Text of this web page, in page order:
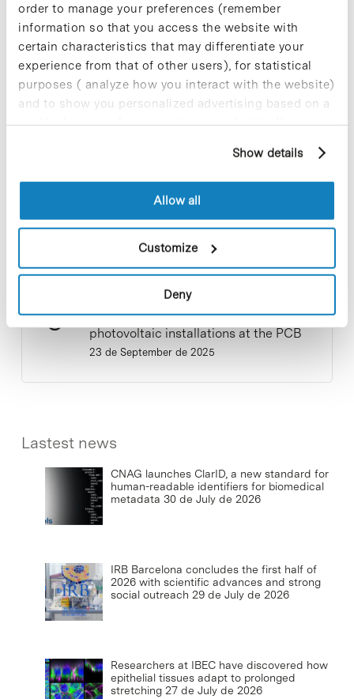
order to manage your preferences (remember
information so that you access the website with
certain characteristics that may differentiate your
experience from that of other users), for statistical
purposes ( analyze how you interact with the website)
and to show you personalized advertising based on a
profile drawn up from your browsing habits (for
cookies, you can consult the website's Cookie Policy.
Show details
Allow all
Customize
Deny
Collective projects are enriching.
Participate and make the PCB more
sustainable
9 de September de 2025
New life for terrace furniture: reuse of
resources with social impact
17 de September de 2025
Commissioning of the new
photovoltaic installations at the PCB
23 de September de 2025
Lastest news
CNAG launches ClarID, a new standard for
human-readable identifiers for biomedical
metadata 30 de July de 2026
IRB Barcelona concludes the first half of
2026 with scientific advances and strong
social outreach 29 de July de 2026
Researchers at IBEC have discovered how
epithelial tissues adapt to prolonged
stretching 27 de July de 2026